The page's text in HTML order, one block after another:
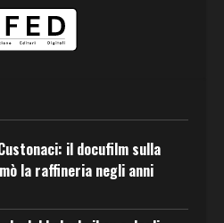
il docufilm sulla
la raffineria negli anni